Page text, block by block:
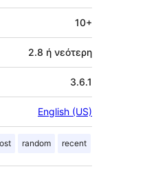
10+
2.8 ή νεότερη
3.6.1
English (US)
random recent